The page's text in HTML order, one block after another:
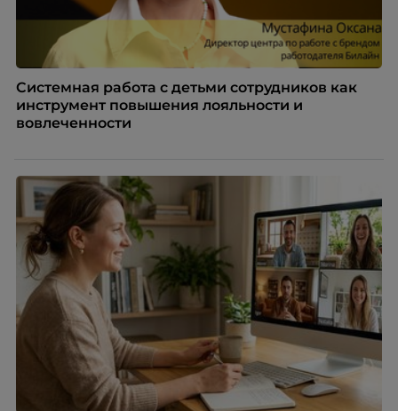
Системная работа с детьми сотрудников как
инструмент повышения лояльности и
вовлеченности